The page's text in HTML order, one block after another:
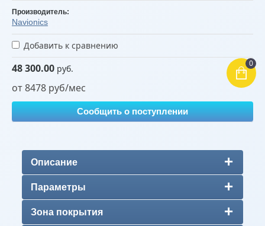
0
Производитель:
Navionics
Добавить к сравнению
48 300.00 руб.
от 8478 руб/мес
Сообщить о поступлении
Описание
Параметры
Зона покрытия